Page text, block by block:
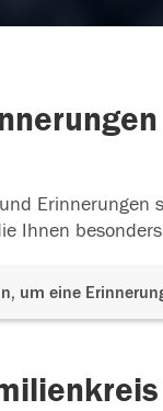
Erinnerungen
Ihnen
um eine